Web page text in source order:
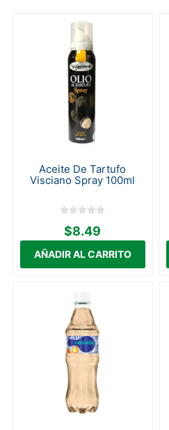
Aceite De Tartufo
Visciano Spray 100ml
$8.49